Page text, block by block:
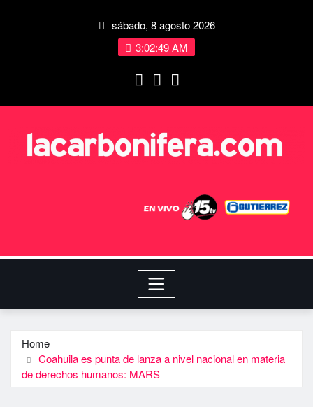
sábado, 8 agosto 2026
3:02:50 AM
Home
Coahuila es punta de lanza a nivel nacional en materia
de derechos humanos: MARS